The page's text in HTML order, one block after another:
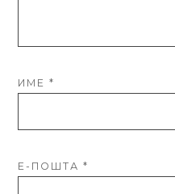
ИМЕ*
Е-ПОШТА*